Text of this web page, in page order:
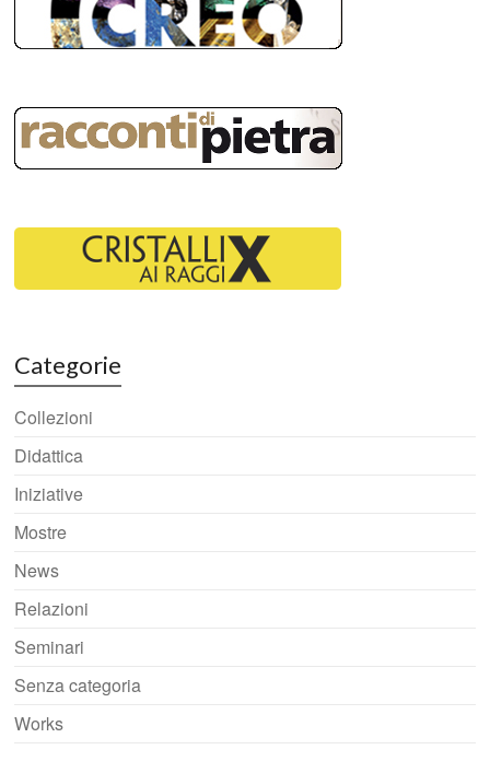
Categorie
Collezioni
Didattica
Iniziative
Mostre
News
Relazioni
Seminari
Senza categoria
Works